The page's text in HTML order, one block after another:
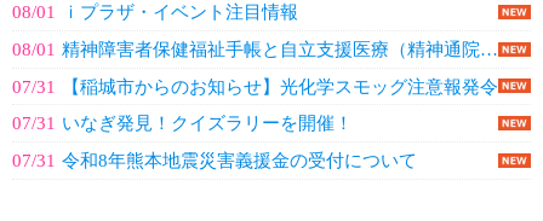
08/01
ｉプラザ・イベント注目情報
08/01 精神障害者保健福祉手帳と自立支援医療（精神通院）の更新
07/31
【稲城市からのお知らせ】光化学スモッグ注意報発令
07/31 いなぎ発見！クイズラリーを開催！
07/31 令和8年熊本地震災害義援金の受付について